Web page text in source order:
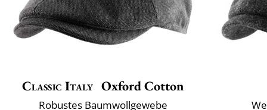
Classic Italy Oxford Cotton
Robustes Baumwollgewebe